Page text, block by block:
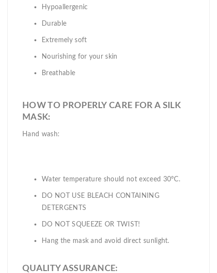
Hypoallergenic
Durable
Extremely soft
Nourishing for your skin
Breathable
HOW TO PROPERLY CARE FOR A SILK
MASK:
Hand wash:
Water temperature should not exceed 30°C.
DO NOT USE BLEACH CONTAINING
DETERGENTS
DO NOT SQUEEZE OR TWIST!
Hang the mask and avoid direct sunlight.
QUALITY ASSURANCE: